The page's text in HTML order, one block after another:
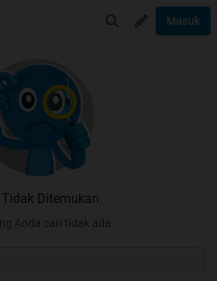
Masuk
Tidak Ditemukan
Anda cari tidak ada